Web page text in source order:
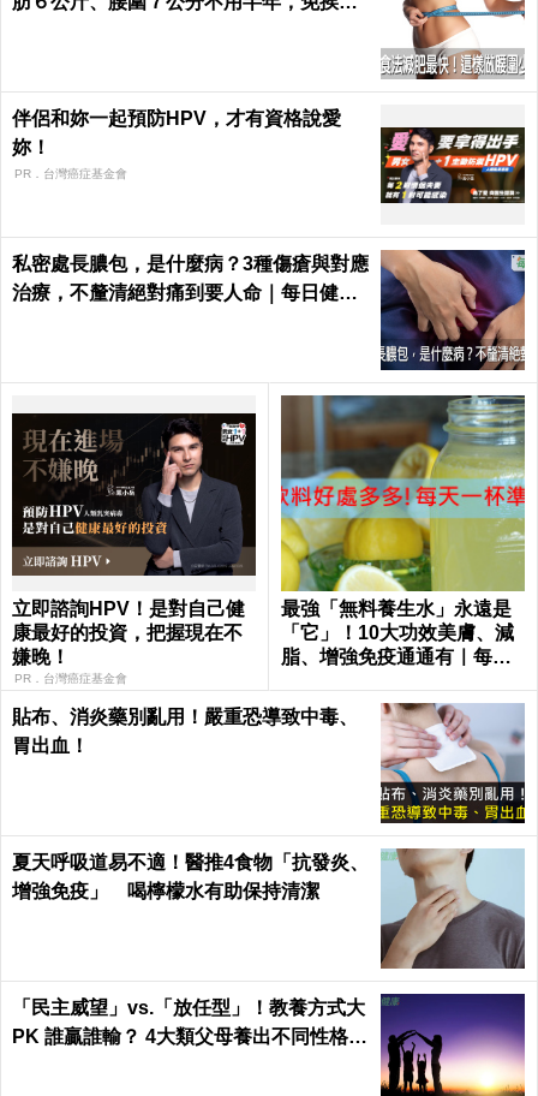
伴侶和妳一起預防HPV，才有資格說愛
妳！
PR．台灣癌症基金會
私密處長膿包，是什麼病？3種傷瘡與對應
治療，不釐清絕對痛到要人命｜每日健康
立即諮詢HPV！是對自己健
康最好的投資，把握現在不
嫌晚！
PR．台灣癌症基金會
最強「無料養生水」永遠是
「它」！10大功效美膚、減
脂、增強免疫通通有｜每日
貼布、消炎藥別亂用！嚴重恐導致中毒、
胃出血！
夏天呼吸道易不適！醫推4食物「抗發炎、
增強免疫」 喝檸檬水有助保持清潔
「民主威望」vs.「放任型」！教養方式大
PK 誰贏誰輸？ 4大類父母養出不同性格的